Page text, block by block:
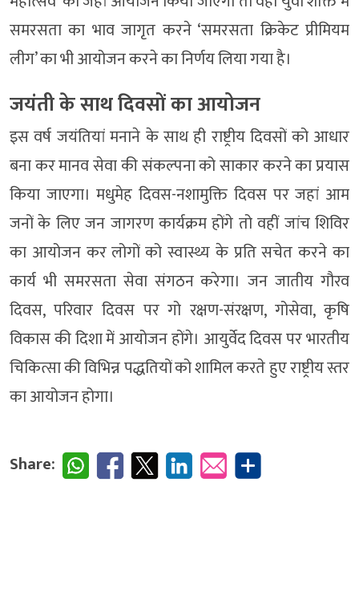
समरसता का भाव जागृत करने ‘समरसता क्रिकेट प्रीमियम
लीग’ का भी आयोजन करने का निर्णय लिया गया है।
जयंती के साथ दिवसों का आयोजन
इस वर्ष जयंतियां मनाने के साथ ही राष्ट्रीय दिवसों को आधार
बना कर मानव सेवा की संकल्पना को साकार करने का प्रयास
किया जाएगा। मधुमेह दिवस-नशामुक्ति दिवस पर जहां आम
जनों के लिए जन जागरण कार्यक्रम होंगे तो वहीं जांच शिविर
का आयोजन कर लोगों को स्वास्थ्य के प्रति सचेत करने का
कार्य भी समरसता सेवा संगठन करेगा। जन जातीय गौरव
दिवस, परिवार दिवस पर गो रक्षण-संरक्षण, गोसेवा, कृषि
विकास की दिशा में आयोजन होंगे। आयुर्वेद दिवस पर भारतीय
चिकित्सा की विभिन्न पद्धतियों को शामिल करते हुए राष्ट्रीय स्तर
का आयोजन होगा।
Share: